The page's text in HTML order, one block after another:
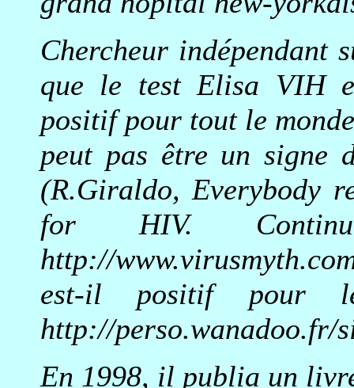
Chercheur
que le test Elisa VIH
positif pour tout le
peut pas être un signe
(R.Giraldo, Everybody
for HIV.
http://
est-il positif
http://perso.wanadoo.fr/
En 1998, il publia un